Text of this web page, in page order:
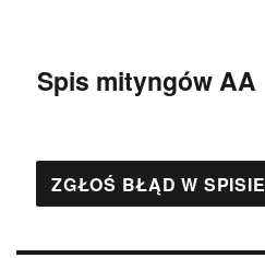
Spis mityngów AA
ZGŁOŚ BŁĄD W SPISIE